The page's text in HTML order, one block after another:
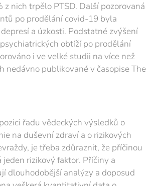
z nich trpělo PTSD. Další pozorovaná
po prodělání covid-19 byla
a úzkosti. Podstatné zvýšení
obtíží po prodělání
i ve velké studii na více než
nedávno publikované v časopise The
řadu vědeckých výsledků o
na duševní zdraví a o rizikových
je třeba zdůraznit, že příčinou
rizikový faktor. Příčiny a
dlouhodobější analýzy a doposud